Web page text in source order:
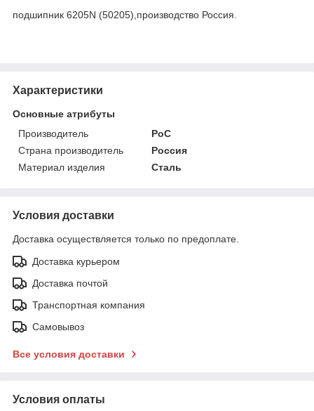
подшипник 6205N (50205),производство Россия.
Характеристики
Основные атрибуты
Производитель
РоС
Страна производитель
Россия
Материал изделия
Сталь
Условия доставки
Доставка осуществляется только по предоплате.
Доставка курьером
Доставка почтой
Транспортная компания
Самовывоз
Все условия доставки
Условия оплаты